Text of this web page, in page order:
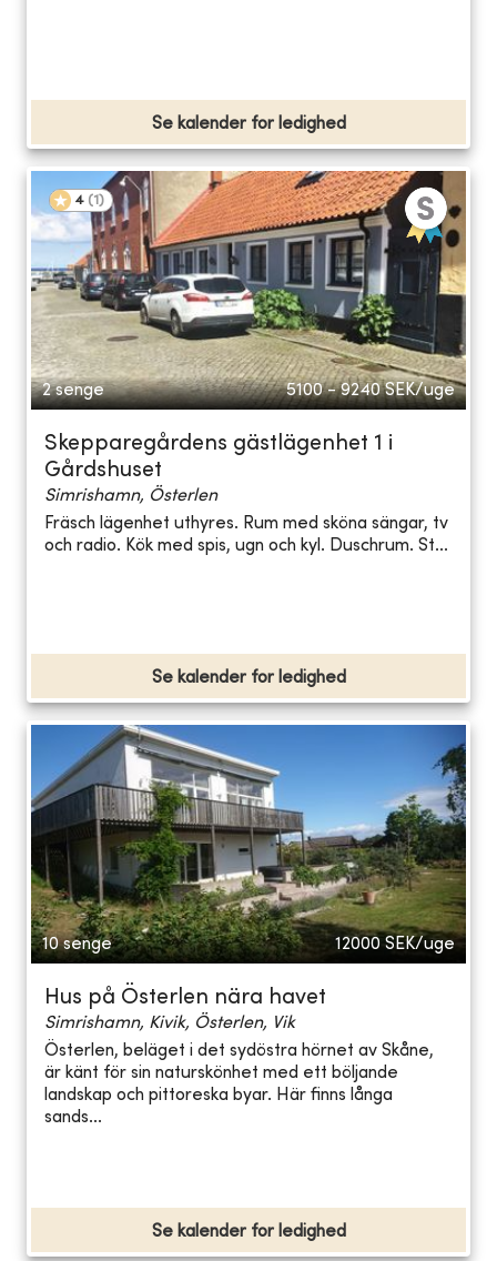
Se kalender for ledighed
4 (1 )
2 senge 5100 - 9240 SEK/uge
Skepparegårdens gästlägenhet 1 i
Gårdshuset
Simrishamn, Österlen
Fräsch lägenhet uthyres. Rum med sköna sängar, tv
och radio. Kök med spis, ugn och kyl. Duschrum. St...
Se kalender for ledighed
10 senge 12000 SEK/uge
Hus på Österlen nära havet
Simrishamn, Kivik, Österlen, Vik
Österlen, beläget i det sydöstra hörnet av Skåne,
är känt för sin naturskönhet med ett böljande
landskap och pittoreska byar. Här finns långa
sands...
Se kalender for ledighed